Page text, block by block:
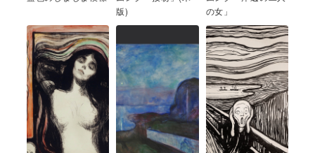
版)
の女」